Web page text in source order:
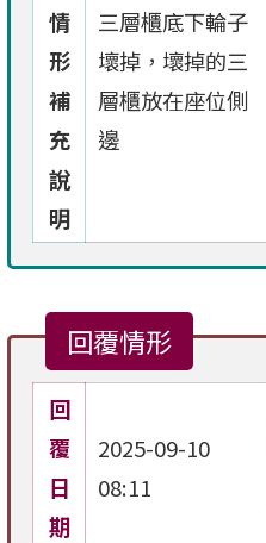
情
形
補
充
說
明
三層櫃底下輪子
壞掉，壞掉的三
層櫃放在座位側
邊
回覆情形
回
覆
日
期
2025-09-10
08:11